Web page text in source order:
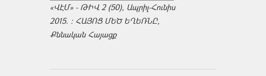
«ՎԷՄ» - ԹԻՎ 2 (50), Ապրիլ-Հունիս
2015. : ՀԱՅՈՑ ՄԵԾ ԵՂԵՌՆԸ,
Քննական Հայացք